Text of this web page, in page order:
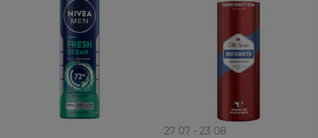
27 07 - 23 08